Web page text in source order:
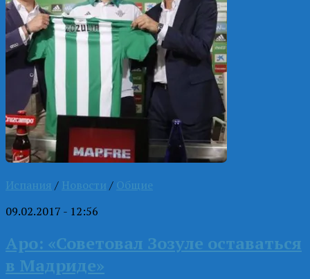
Испания / Новости / Общие
09.02.2017 - 12:56
Аро: «Советовал Зозуле оставаться
в Мадриде»